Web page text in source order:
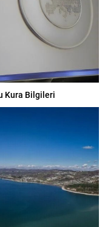
Kura Bilgileri